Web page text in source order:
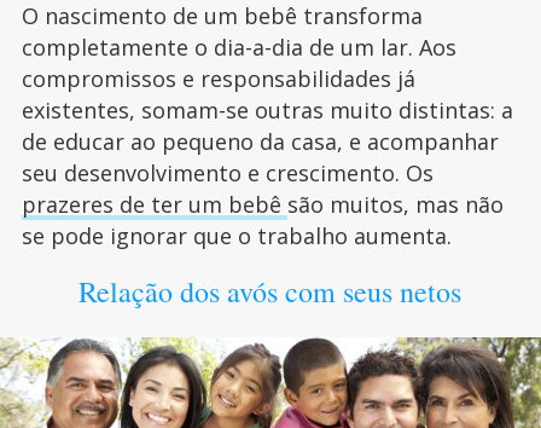
O nascimento de um bebê transforma
completamente o dia-a-dia de um lar. Aos
compromissos e responsabilidades já
existentes, somam-se outras muito distintas: a
de educar ao pequeno da casa, e acompanhar
seu desenvolvimento e crescimento. Os
prazeres de ter um bebê são muitos, mas não
se pode ignorar que o trabalho aumenta.
Relação dos avós com seus netos